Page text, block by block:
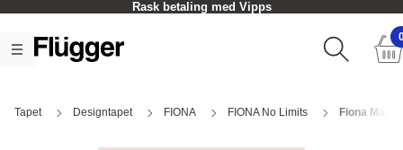
Rask betaling med Vipps
Tapet Designtapet FIONA FIONA No Limits Fiona Matt